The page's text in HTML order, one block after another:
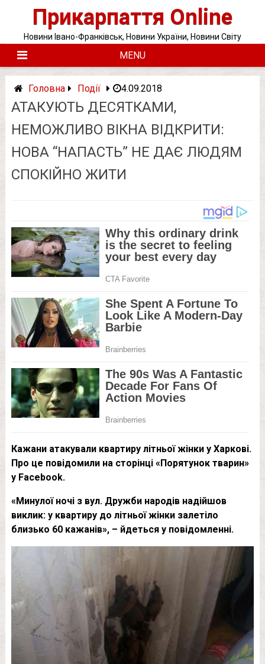
Прикарпаття Online
Новини Івано-Франківськ, Новини України, Новини Світу
MENU
Головна Події 4.09.2018
АТАКУЮТЬ ДЕСЯТКАМИ,
НЕМОЖЛИВО ВІКНА ВІДКРИТИ:
НОВА “НАПАСТЬ” НЕ ДАЄ ЛЮДЯМ
СПОКІЙНО ЖИТИ
Кажани атакували квартиру літньої жінки у Харкові.
Про це повідомили на сторінці «Порятунок тварин»
у Facebook.
«Минулої ночі з вул. Дружби народів надійшов
виклик: у квартиру до літньої жінки залетіло
близько 60 кажанів», – йдеться у повідомленні.